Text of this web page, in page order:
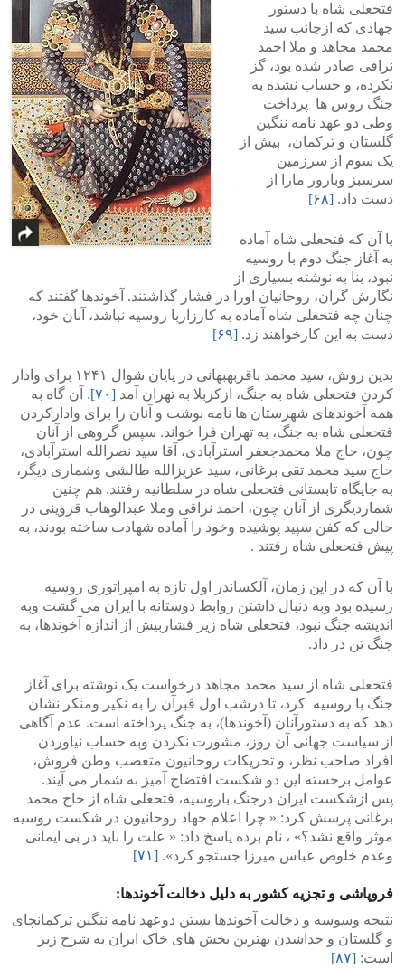
فتحعلی شاه با دستور
جهادی که ازجانب سید
محمد مجاهد و ملا احمد
نراقی صادر شده بود، گز
نکرده، و حساب نشده به
جنگ روس ها پرداخت
وطی دو عهد نامه ننگین
گلستان و ترکمان، بیش از
یک سوم از سرزمین
سرسبز وبارور مارا از
دست داد. [۶۸]
با آن که فتحعلی شاه آماده
به آغاز جنگ دوم با روسیه
نبود، بنا به نوشته بسیاری از
نگارش گران، روحانیان اورا در فشار گذاشتند. آخوندها گفتند که
چنان چه فتحعلی شاه آماده به کارزاربا روسیه نباشد، آنان خود،
دست به این کارخواهند زد. [۶۹]
بدین روش، سید محمد باقربهبهانی در پایان شوال ۱۲۴۱ برای وادار
کردن فتحعلی شاه به جنگ، ازکربلا به تهران آمد [۷۰]
. آن گاه به
همه آخوندهای شهرستان ها نامه نوشت و آنان را برای وادارکردن
فتحعلی شاه به جنگ، به تهران فرا خواند. سپس گروهی از آنان
چون، حاج ملا محمدجعفر استرآبادی، آقا سید نصرالله استرآبادی،
حاج سید محمد تقی برغانی، سید عزیزالله طالشی وشماری دیگر،
به جایگاه تابستانی فتحعلی شاه در سلطانیه رفتند. هم چنین
شماردیگری از آنان چون، احمد نراقی وملا عبدالوهاب قزوینی در
حالی که کفن سپید پوشیده وخود را آماده شهادت ساخته بودند، به
پیش فتحعلی شاه رفتند .
با آن که در این زمان، آلکساندر اول تازه به امپراتوری روسیه
رسیده بود وبه دنبال داشتن روابط دوستانه با ایران می گشت وبه
اندیشه جنگ نبود، فتحعلی شاه زیر فشاربیش از اندازه آخوندها، به
جنگ تن در داد.
فتحعلی شاه از سید محمد مجاهد درخواست یک نوشته برای آغاز
جنگ با روسیه کرد، تا درشب اول قبرآن را به نکیر ومنکر نشان
دهد که به دستورآنان (آخوندها)، به جنگ پرداخته است. عدم آگاهی
از سیاست جهانی آن روز، مشورت نکردن وبه حساب نیاوردن
افراد صاحب نظر، و تحریکات روحانیون متعصب وطن فروش،
عوامل برجسته این دو شکست افتضاح آمیز به شمار می آیند.
پس ازشکست ایران درجنگ باروسیه، فتحعلی شاه از حاج محمد
برغانی پرسش کرد: « چرا اعلام جهاد روحانیون در شکست روسیه
موثر واقع نشد؟» ، نام برده پاسخ داد: « علت را باید در بی ایمانی
وعدم خلوص عباس میرزا جستجو کرد». [۷۱]
فروپاشی و تجزیه کشور به دلیل دخالت آخوندها:
نتیجه وسوسه و دخالت آخوندها بستن دوعهد نامه ننگین ترکمانچای
و گلستان و جداشدن بهترین بخش های خاک ایران به شرح زیر
است: [۸۷]